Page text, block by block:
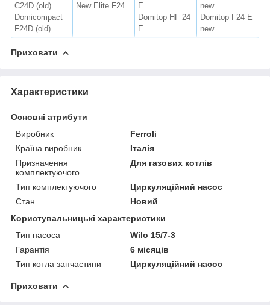
C24D (old)
Domicompact
F24D (old)
New Elite F24
Е
Domitop HF 24
Е
new
Domitop F24 Е
new
Приховати
Характеристики
Основні атрибути
Виробник
Ferroli
Країна виробник
Італія
Призначення
комплектуючого
Для газових котлів
Тип комплектуючого
Циркуляційний насос
Стан
Новий
Користувальницькі характеристики
Тип насоса
Wilo 15/7-3
Гарантія
6 місяців
Тип котла запчастини
Циркуляційний насос
Приховати